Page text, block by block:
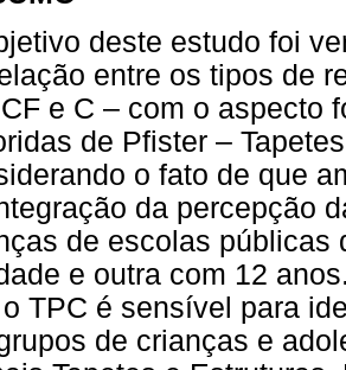
deste estudo foi
entre os tipos de
e C – com o aspecto
de Pfister –
o fato de que
da percepção
de escolas públicas
e outra com 12
TPC é sensível para
de crianças e